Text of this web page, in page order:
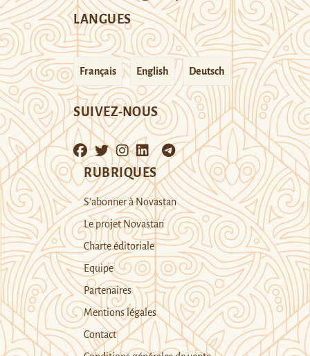
LANGUES
Français English Deutsch
SUIVEZ-NOUS
RUBRIQUES
S’abonner à Novastan
Le projet Novastan
Charte éditoriale
Equipe
Partenaires
Mentions légales
Contact